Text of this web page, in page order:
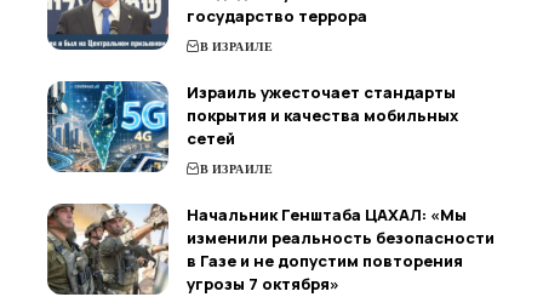
государство террора
В ИЗРАИЛЕ
Израиль ужесточает стандарты
покрытия и качества мобильных
сетей
В ИЗРАИЛЕ
Начальник Генштаба ЦАХАЛ: «Мы
изменили реальность безопасности
в Газе и не допустим повторения
угрозы 7 октября»